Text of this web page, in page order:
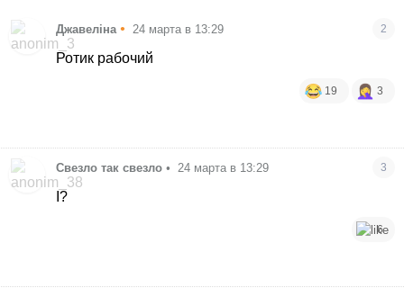
Джавеліна • 24 марта в 13:29 2
Ротик рабочий
19 3
Свезло так свезло • 24 марта в 13:29 3
І?
6